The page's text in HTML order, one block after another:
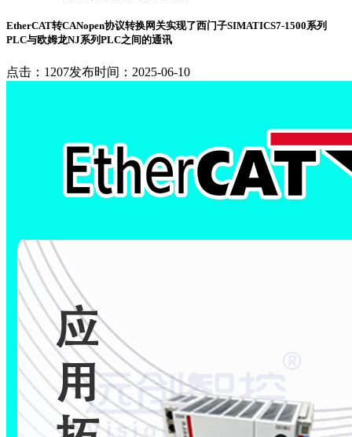
EtherCAT转CANopen协议转换网关实现了西门子SIMATICS7-1500系列
PLC与欧姆龙NJ系列PLC之间的通讯
点击：1207发布时间：2025-06-10